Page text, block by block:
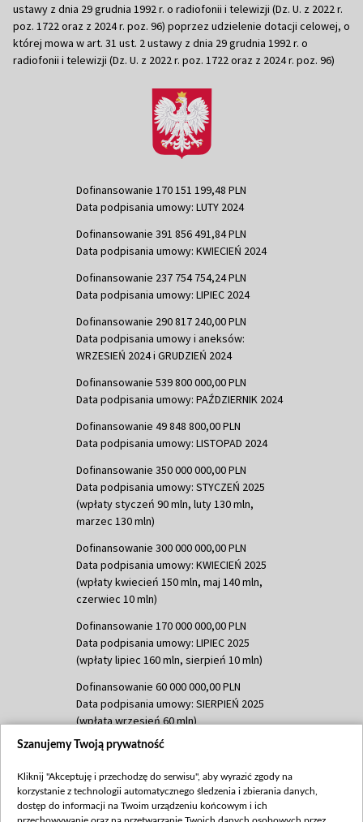
ustawy z dnia 29 grudnia 1992 r. o radiofonii i telewizji (Dz. U. z 2022 r.
poz. 1722 oraz z 2024 r. poz. 96) poprzez udzielenie dotacji celowej, o
której mowa w art. 31 ust. 2 ustawy z dnia 29 grudnia 1992 r. o
radiofonii i telewizji (Dz. U. z 2022 r. poz. 1722 oraz z 2024 r. poz. 96)
Dofinansowanie 170 151 199,48 PLN
Data podpisania umowy: LUTY 2024
Dofinansowanie 391 856 491,84 PLN
Data podpisania umowy: KWIECIEŃ 2024
Dofinansowanie 237 754 754,24 PLN
Data podpisania umowy: LIPIEC 2024
Dofinansowanie 290 817 240,00 PLN
Data podpisania umowy i aneksów:
WRZESIEŃ 2024 i GRUDZIEŃ 2024
Dofinansowanie 539 800 000,00 PLN
Data podpisania umowy: PAŹDZIERNIK 2024
Dofinansowanie 49 848 800,00 PLN
Data podpisania umowy: LISTOPAD 2024
Dofinansowanie 350 000 000,00 PLN
Data podpisania umowy: STYCZEŃ 2025
(wpłaty styczeń 90 mln, luty 130 mln,
marzec 130 mln)
Dofinansowanie 300 000 000,00 PLN
Data podpisania umowy: KWIECIEŃ 2025
(wpłaty kwiecień 150 mln, maj 140 mln,
czerwiec 10 mln)
Dofinansowanie 170 000 000,00 PLN
Data podpisania umowy: LIPIEC 2025
(wpłaty lipiec 160 mln, sierpień 10 mln)
Dofinansowanie 60 000 000,00 PLN
Data podpisania umowy: SIERPIEŃ 2025
(wpłata wrzesień 60 mln)
Dofinansowanie 635 783 051,21 PLN
(wpłata wrzesień 100 mln, październik 350
mln, listopad 265 mln)
Szanujemy Twoją prywatność
Kliknij "Akceptuję i przechodzę do serwisu", aby wyrazić zgody na
korzystanie z technologii automatycznego śledzenia i zbierania danych,
dostęp do informacji na Twoim urządzeniu końcowym i ich